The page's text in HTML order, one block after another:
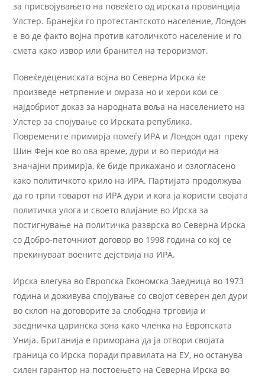
за присвојувањето на повеќето од ирската провинција
Улстер. Бранејќи го протестантското население, Лондон
е во де факто војна против католичкото население и го
смета како извор или бранител на тероризмот.
Повеќедецениската војна во Северна Ирска ќе
произведе нетрпение и омраза но и херои кои се
најдобриот доказ за народната воља на населението на
Улстер за спојување со Ирската република.
Повремените примирја помеѓу ИРА и Лондон одат преку
Шин Фејн кое во ова време, дури и во периоди на
значајни примирја, ќе биде прикажано и озлогласено
како политичкото крило на ИРА. Партијата продолжува
да го трпи товарот на ИРА дури и кога ја користи својата
политичка улога и своето влијание во Ирска за
постигнување на политичка разврска во Северна Ирска
со Добро-петочниот договор во 1998 година со кој се
прекинуваат воените дејствија на ИРА.
Ирска влегува во Европска Економска Заедница во 1973
година и доживува спојување со својот северен дел дури
во склоп на договорите за слободна трговија и
заедничка царинска зона како членка на Европската
Унија. Британија е приморана да ја отвори својата
граница со Ирска поради правилата на ЕУ, но останува
силен гарантор на постоењето на Северна Ирска во